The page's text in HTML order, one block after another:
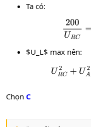
Ta có:
200
$U_L$ max nên:
UR C2+
Chọn C